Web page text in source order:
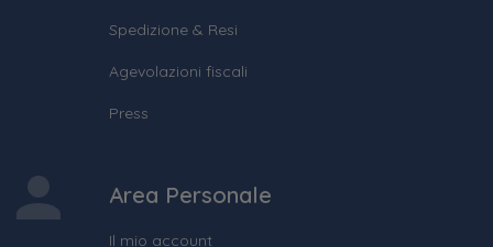
Spedizione & Resi
Agevolazioni fiscali
Press
Area Personale
Il mio account